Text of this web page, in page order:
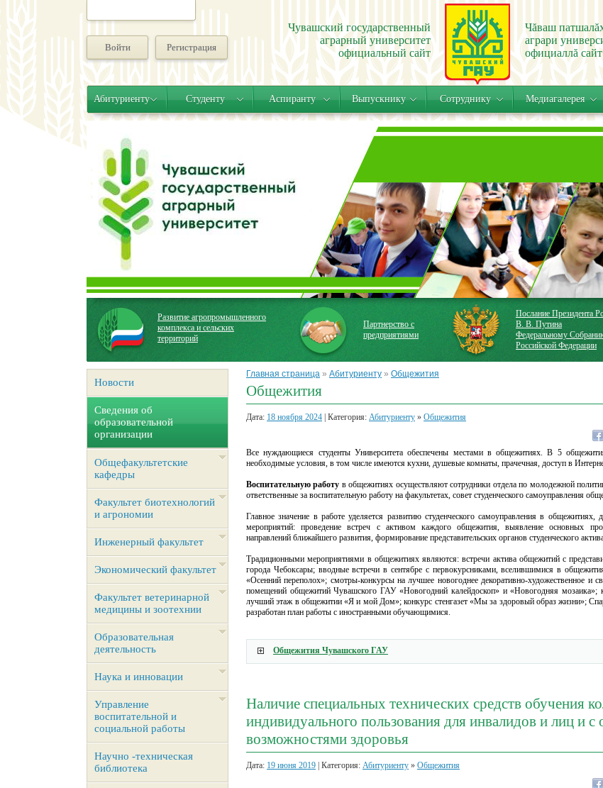
Войти Регистрация
Чувашский государственный
аграрный университет
официальный сайт
Чăваш
аграри
официаллă сайт
Абитуриенту Студенту Аспиранту Выпускнику Сотруднику Медиагалерея
Развитие агропромышленного
комплекса и сельских
территорий
Партнерство с
предприятиями
Послание Президента
В. В. Путина
Федеральному
Российской Федерации
Новости
Сведения об
образовательной
организации
Общефакультетские
кафедры
Факультет биотехнологий
и агрономии
Инженерный факультет
Экономический факультет
Факультет ветеринарной
медицины и зоотехнии
Образовательная
деятельность
Наука и инновации
Управление
воспитательной и
социальной работы
Научно -техническая
библиотека
Главная страница » Абитуриенту » Общежития
Общежития
Дата: 18 ноября 2024 | Категория: Абитуриенту » Общежития
Все нуждающиеся студенты Университета обеспечены местами в общежитиях. В 5
необходимые условия, в том числе имеются кухни, душевые комнаты, прачечная, доступ в
Воспитательную работу в общежитиях осуществляют сотрудники отдела по молодежной
ответственные за воспитательную работу на факультетах, совет студенческого самоуправления
Главное значение в работе уделяется развитию студенческого самоуправления в общежитиях,
мероприятий: проведение встреч с активом каждого общежития, выявление основных
направлений ближайшего развития, формирование представительских органов студенческого
Традиционными мероприятиями в общежитиях являются: встречи актива общежитий с
города Чебоксары; вводные встречи в сентябре с первокурсниками, вселившимися в
«Осенний переполох»; смотры-конкурсы на лучшее новогоднее декоративно-художественное и
помещений общежитий Чувашского ГАУ «Новогодний калейдоскоп» и «Новогодняя мозаика»;
лучший этаж в общежитии «Я и мой Дом»; конкурс стенгазет «Мы за здоровый образ жизни»;
разработан план работы с иностранными обучающимися.
Общежития Чувашского ГАУ
Наличие специальных технических средств обучения
индивидуального пользования для инвалидов и лиц и
возможностями здоровья
Дата: 19 июня 2019 | Категория: Абитуриенту » Общежития